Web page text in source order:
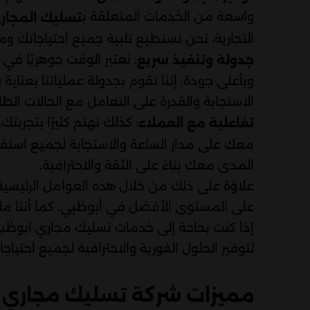
واسعة من الخدمات المتعلقة بتسليك
التجارية، نحن نستطيع تلبية جميع
جدولة وتنفيذ سريع: نعتبر الوقت جوهريًا
وبأعلى جودة. إننا نقوم بجدولة عملياتنا
الاستجابة والقدرة على التعامل مع الحالات
تفاعلية مع العملاء: كذلك نهتم كثيرًا
معك على مدار الساعة والاستجابة لجميع
المدى معك بناءً على الثقة والاحترافية.
علاوًة على ذلك من خلال هذه العوامل
على المستوى الأفضل في أبوظبي. كما أننا
إذا كنت بحاجة إلى خدمات تسليك مجاري
لتوفير الحلول الفورية والاحترافية لجميع
مميزات شركة تسليك